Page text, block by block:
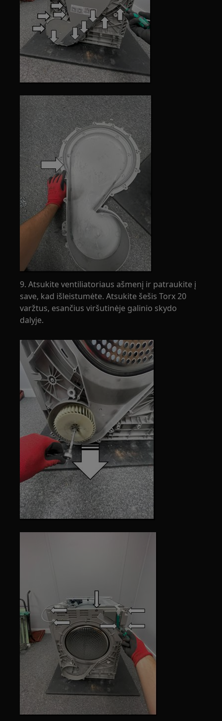
9. Atsukite ventiliatoriaus ašmenį ir patraukite į
save, kad išleistumėte. Atsukite šešis Torx 20
varžtus, esančius viršutinėje galinio skydo
dalyje.